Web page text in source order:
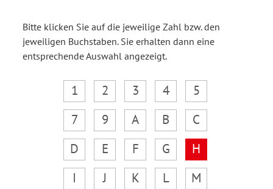
Bitte klicken Sie auf die jeweilige Zahl bzw. den
jeweiligen Buchstaben. Sie erhalten dann eine
entsprechende Auswahl angezeigt.
1 2 3 4
5
7
9 A B
C
D
E F G
H
I
J K L
M